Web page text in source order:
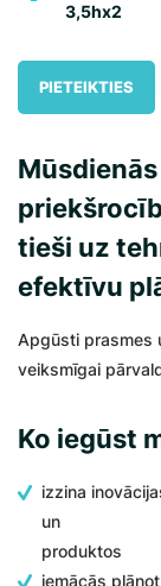
3,5hx2
PIETEIKTIES
tieši uz
efektīvu
Apgūsti prasmes
veiksmīgai
Ko iegūst
izzina
un
produktos
iemācās